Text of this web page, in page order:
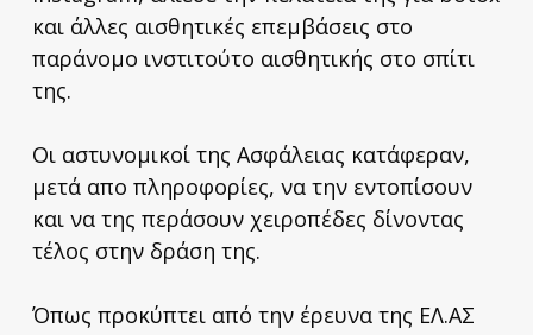
και άλλες αισθητικές επεμβάσεις στο
παράνομο ινστιτούτο αισθητικής στο σπίτι
της.
Οι αστυνομικοί της Ασφάλειας κατάφεραν,
μετά απο πληροφορίες, να την εντοπίσουν
και να της περάσουν χειροπέδες δίνοντας
τέλος στην δράση της.
Όπως προκύπτει από την έρευνα της ΕΛ.ΑΣ